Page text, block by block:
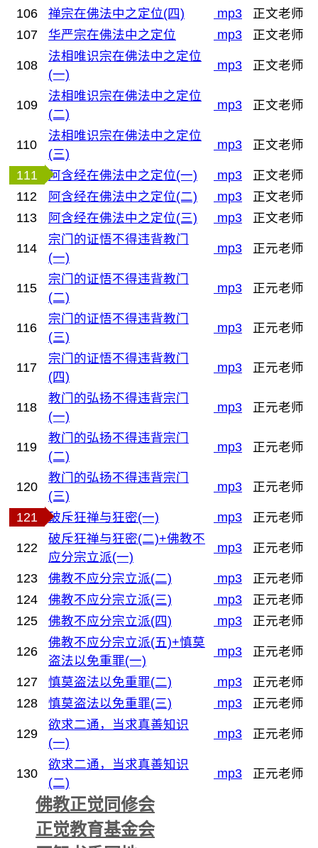
106
禅宗在佛法中之定位(四) mp3
正文老师
107
华严宗在佛法中之定位 mp3 正文老师
108
法相唯识宗在佛法中之定位
(一)
mp3 正文老师
109
法相唯识宗在佛法中之定位
(二)
mp3 正文老师
110
法相唯识宗在佛法中之定位
(三)
mp3 正文老师
111 阿含经在佛法中之定位(一) mp3
正文老师
112
阿含经在佛法中之定位(二) mp3
正文老师
113
阿含经在佛法中之定位(三) mp3 正文老师
114
宗门的证悟不得违背教门
(一)
mp3 正元老师
115
宗门的证悟不得违背教门
(二)
mp3 正元老师
116
宗门的证悟不得违背教门
(三)
mp3 正元老师
117
宗门的证悟不得违背教门
(四)
mp3 正元老师
118
教门的弘扬不得违背宗门
(一)
mp3 正元老师
119
教门的弘扬不得违背宗门
(二)
mp3 正元老师
120
教门的弘扬不得违背宗门
(三)
mp3 正元老师
121 破斥狂禅与狂密(一) mp3 正元老师
122
破斥狂禅与狂密(二)+佛教不
应分宗立派(一)
mp3 正元老师
123 佛教不应分宗立派(二) mp3
正元老师
124
佛教不应分宗立派(三) mp3
正元老师
125
佛教不应分宗立派(四) mp3 正元老师
126
佛教不应分宗立派(五)+慎莫
盗法以免重罪(一)
mp3 正元老师
127 慎莫盗法以免重罪(二) mp3
正元老师
128
慎莫盗法以免重罪(三) mp3 正元老师
129
欲求二通，当求真善知识
(一)
mp3 正元老师
130
欲求二通，当求真善知识
(二)
mp3 正元老师
佛教正觉同修会
正觉教育基金会